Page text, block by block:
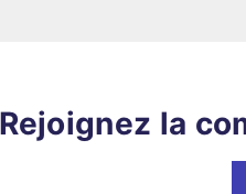
Rejoignez la